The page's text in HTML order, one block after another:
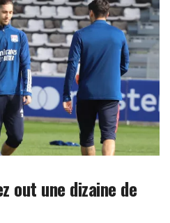
out une dizaine de